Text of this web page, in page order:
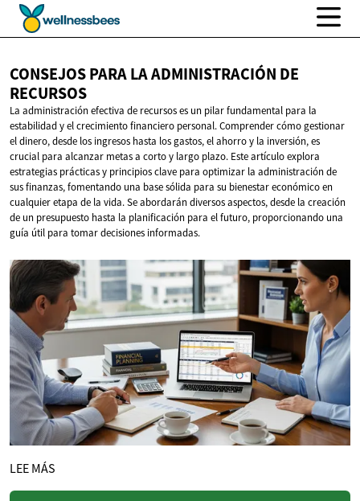
CONSEJOS PARA LA ADMINISTRACIÓN DE
RECURSOS
La administración efectiva de recursos es un pilar fundamental para la
estabilidad y el crecimiento financiero personal. Comprender cómo gestionar
el dinero, desde los ingresos hasta los gastos, el ahorro y la inversión, es
crucial para alcanzar metas a corto y largo plazo. Este artículo explora
estrategias prácticas y principios clave para optimizar la administración de
sus finanzas, fomentando una base sólida para su bienestar económico en
cualquier etapa de la vida. Se abordarán diversos aspectos, desde la creación
de un presupuesto hasta la planificación para el futuro, proporcionando una
guía útil para tomar decisiones informadas.
LEE MÁS